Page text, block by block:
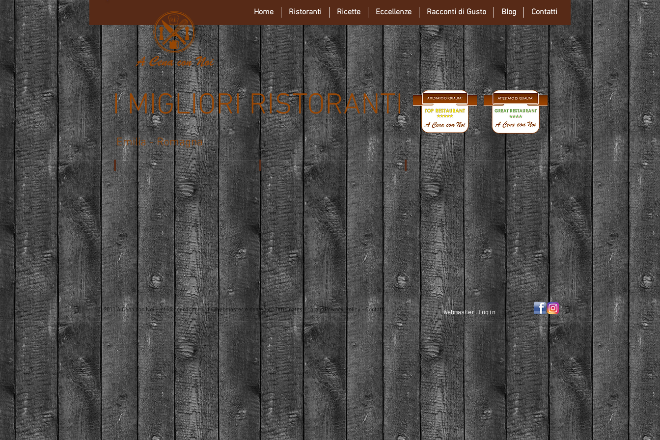
Home Ristoranti Ricette Eccellenze Racconti di Gusto Blog Contatti
I MIGLIORI RISTORANTI
Emilia - Romagna
***** Ristorante Patty da Diego
Riccione
***** Ristorante Vite
Coriano
(RN)
**** Ristorante Club Nautico
Rimini
​© 2011 A Cena con Noi -info@acenaconnoi.it- Webmaster e contenuti:Officinatesti.com-Privacy Policy-Contatti Webmaster Login